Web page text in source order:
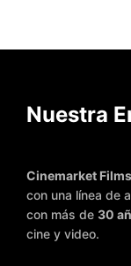
Añadir al
Nuestra
Cinemarket Films
con una línea de
con más de 30
cine y video.